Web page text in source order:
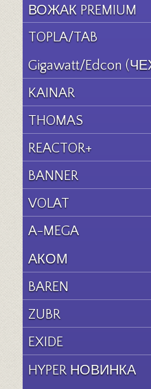
ВОЖАК PREMIUM
TOPLA/TAB
Gigawatt/Edcon
KAINAR
THOMAS
REACTOR+
BANNER
VOLAT
A-MEGA
АКОМ
BAREN
ZUBR
EXIDE
HYPER НОВИНКА